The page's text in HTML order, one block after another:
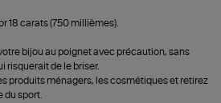
18 carats (750 millièmes).
bijou au poignet avec précaution, sans
risquerait de le briser.
produits ménagers, les cosmétiques et retirez
du sport.